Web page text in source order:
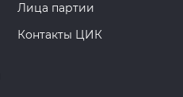
Лица партии
Контакты ЦИК